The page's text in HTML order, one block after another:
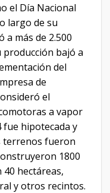
el Día Nacional
largo de su
a más de 2.500
bajó a
del
de
el
a vapor
fue hipotecada y
terrenos fueron
1800
40 hectáreas,
y otros recintos.